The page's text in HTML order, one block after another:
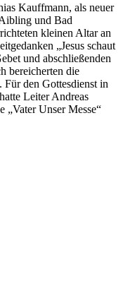
Kauffmann, als neuer
und Bad
kleinen Altar an
„Jesus schaut
und abschließenden
bereicherten die
den Gottesdienst in
Leiter Andreas
„Vater Unser Messe“